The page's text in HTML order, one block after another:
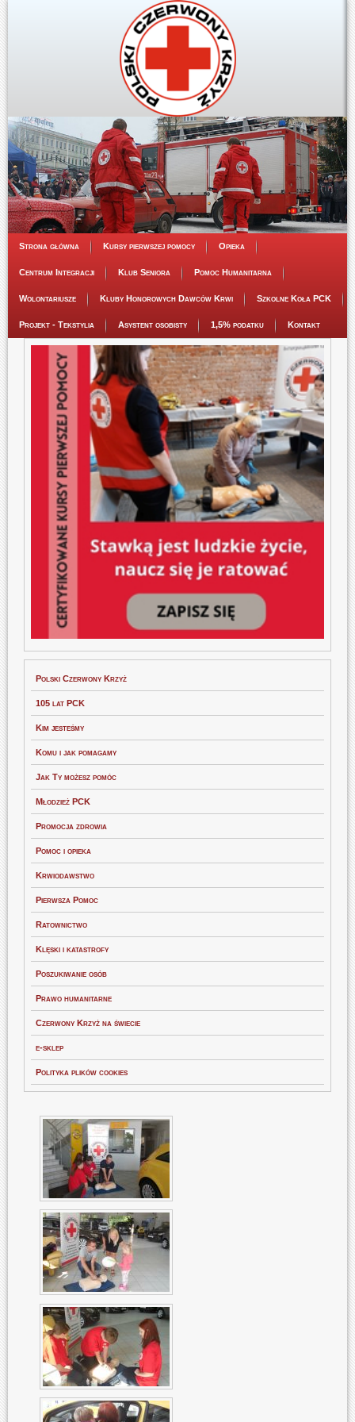
Strona główna Kursy pierwszej pomocy Opieka
Centrum Integracji Klub Seniora Pomoc Humanitarna
Wolontariusze Kluby Honorowych Dawców Krwi Szkolne Koła PCK
Projekt - Tekstylia Asystent osobisty 1,5% podatku Kontakt
Polski Czerwony Krzyż
105 lat PCK
Kim jesteśmy
Komu i jak pomagamy
Jak Ty możesz pomóc
Młodzież PCK
Promocja zdrowia
Pomoc i opieka
Krwiodawstwo
Pierwsza Pomoc
Ratownictwo
Klęski i katastrofy
Poszukiwanie osób
Prawo humanitarne
Czerwony Krzyż na świecie
e-sklep
Polityka plików cookies